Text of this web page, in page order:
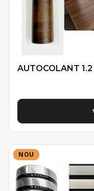
AUTOCOLANT
NOU
NOU